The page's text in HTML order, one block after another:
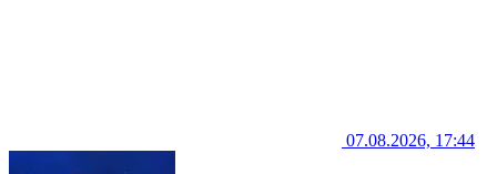
07.08.2026, 17:44